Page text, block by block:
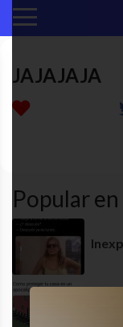
JAJAJAJA
Popular en